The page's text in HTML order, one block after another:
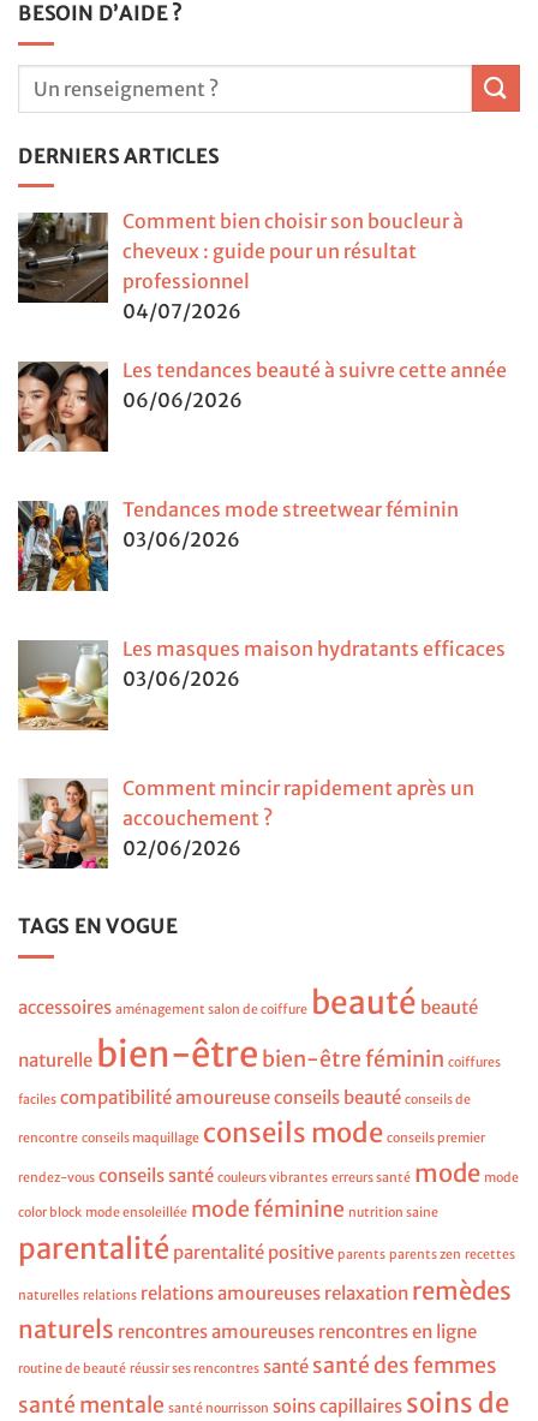
BESOIN D’AIDE ?
DERNIERS ARTICLES
Comment bien choisir son boucleur à
cheveux : guide pour un résultat
professionnel
04/07/2026
Les tendances beauté à suivre cette année
06/06/2026
Tendances mode streetwear féminin
03/06/2026
Les masques maison hydratants efficaces
03/06/2026
Comment mincir rapidement après un
accouchement ?
02/06/2026
TAGS EN VOGUE
accessoires aménagement salon de coiffure beauté beauté
naturelle bien-être bien-être féminin coiffures
faciles compatibilité amoureuseconseils beauté conseils de
rencontre conseils maquillage conseils mode conseils premier
rendez-vous conseils santé couleurs vibrantes erreurs santé mode mode
color block mode ensoleillée mode féminine nutrition saine
parentalité parentalité positive parents parents zen recettes
naturelles relations relations amoureuses relaxation remèdes
naturels rencontres amoureuses rencontres en ligne
routine de beauté réussir ses rencontres santé santé des femmes
santé mentale santé nourrisson soins capillaires soins de